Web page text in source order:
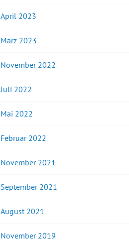
April 2023
März 2023
November 2022
Juli 2022
Mai 2022
Februar 2022
November 2021
September 2021
August 2021
November 2019